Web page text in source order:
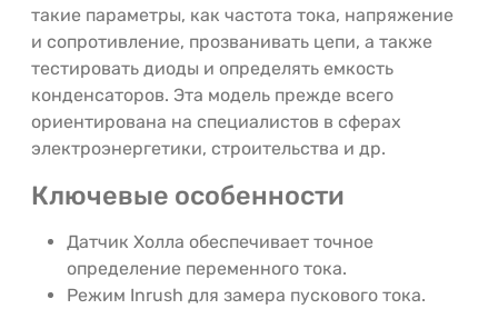
такие параметры, как частота тока, напряжение
и сопротивление, прозванивать цепи, а также
тестировать диоды и определять емкость
конденсаторов. Эта модель прежде всего
ориентирована на специалистов в сферах
электроэнергетики, строительства и др.
Ключевые особенности
Датчик Холла обеспечивает точное
определение переменного тока.
Режим Inrush для замера пускового тока.